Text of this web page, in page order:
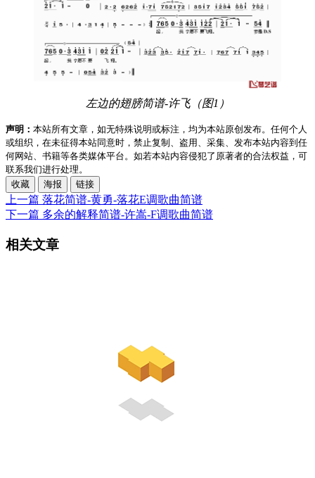
左边的翅膀简谱-许飞（图1）
声明： 本站所有文章，如无特殊说明或标注，均为本站原创发布。任何个人
或组织，在未征得本站同意时，禁止复制、盗用、采集、发布本站内容到任
何网站、书籍等各类媒体平台。如若本站内容侵犯了原著者的合法权益，可
联系我们进行处理。
收藏
海报 链接
上一篇 落花简谱-黄勇-落花E调歌曲简谱
下一篇 多余的解释简谱-许嵩-F调歌曲简谱
相关文章